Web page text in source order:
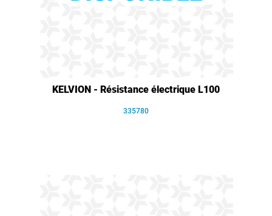
KELVION - Résistance électrique L100
335780